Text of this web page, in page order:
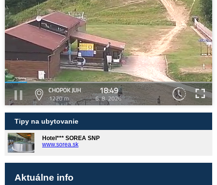
CHOPOK JUH
1220 m
18:49
6. 8. 2026
Tipy na ubytovanie
Hotel*** SOREA SNP
www.sorea.sk
Aktuálne info